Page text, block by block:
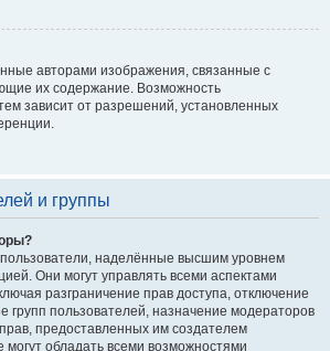
авторами изображения, связанные с
их содержание. Возможность
зависит от разрешений, установленных
и группы
наделённые высшим уровнем
Они могут управлять всеми аспектами
разграничение прав доступа, отключение
групп пользователей, назначение модераторов
предоставленных им создателем
обладать всеми возможностями